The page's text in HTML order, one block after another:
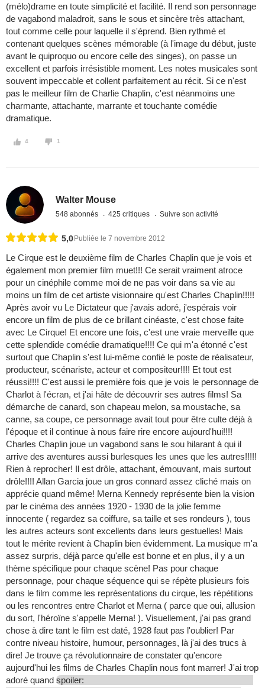
(mélo)drame en toute simplicité et facilité. Il rend son personnage
de vagabond maladroit, sans le sous et sincère très attachant,
tout comme celle pour laquelle il s'éprend. Bien rythmé et
contenant quelques scènes mémorable (à l'image du début, juste
avant le quiproquo ou encore celle des singes), on passe un
excellent et parfois irrésistible moment. Les notes musicales sont
souvent impeccable et collent parfaitement au récit. Si ce n'est
pas le meilleur film de Charlie Chaplin, c'est néanmoins une
charmante, attachante, marrante et touchante comédie
dramatique.
4 1
Walter Mouse
548 abonnés 425 critiques Suivre son activité
5,0 Publiée le 7 novembre 2012
Le Cirque est le deuxième film de Charles Chaplin que je vois et
également mon premier film muet!!! Ce serait vraiment atroce
pour un cinéphile comme moi de ne pas voir dans sa vie au
moins un film de cet artiste visionnaire qu'est Charles Chaplin!!!!!
Après avoir vu Le Dictateur que j'avais adoré, j'espérais voir
encore un film de plus de ce brillant cinéaste, c'est chose faite
avec Le Cirque! Et encore une fois, c'est une vraie merveille que
cette splendide comédie dramatique!!!! Ce qui m'a étonné c'est
surtout que Chaplin s'est lui-même confié le poste de réalisateur,
producteur, scénariste, acteur et compositeur!!!! Et tout est
réussi!!!! C'est aussi le première fois que je vois le personnage de
Charlot à l'écran, et j'ai hâte de découvrir ses autres films! Sa
démarche de canard, son chapeau melon, sa moustache, sa
canne, sa coupe, ce personnage avait tout pour être culte déjà à
l'époque et il continue à nous faire rire encore aujourd'hui!!!!
Charles Chaplin joue un vagabond sans le sou hilarant à qui il
arrive des aventures aussi burlesques les unes que les autres!!!!!
Rien à reprocher! Il est drôle, attachant, émouvant, mais surtout
drôle!!!! Allan Garcia joue un gros connard assez cliché mais on
apprécie quand même! Merna Kennedy représente bien la vision
par le cinéma des années 1920 - 1930 de la jolie femme
innocente ( regardez sa coiffure, sa taille et ses rondeurs ), tous
les autres acteurs sont excellents dans leurs gestuelles! Mais
tout le mérite revient à Chaplin bien évidemment. La musique m'a
assez surpris, déjà parce qu'elle est bonne et en plus, il y a un
thème spécifique pour chaque scène! Pas pour chaque
personnage, pour chaque séquence qui se répète plusieurs fois
dans le film comme les représentations du cirque, les répétitions
ou les rencontres entre Charlot et Merna ( parce que oui, allusion
du sort, l'héroïne s'appelle Merna! ). Visuellement, j'ai pas grand
chose à dire tant le film est daté, 1928 faut pas l'oublier! Par
contre niveau histoire, humour, personnages, là j'ai des trucs à
dire! Je trouve ça révolutionnaire de constater qu'encore
aujourd'hui les films de Charles Chaplin nous font marrer! J'ai trop
adoré quand spoiler: